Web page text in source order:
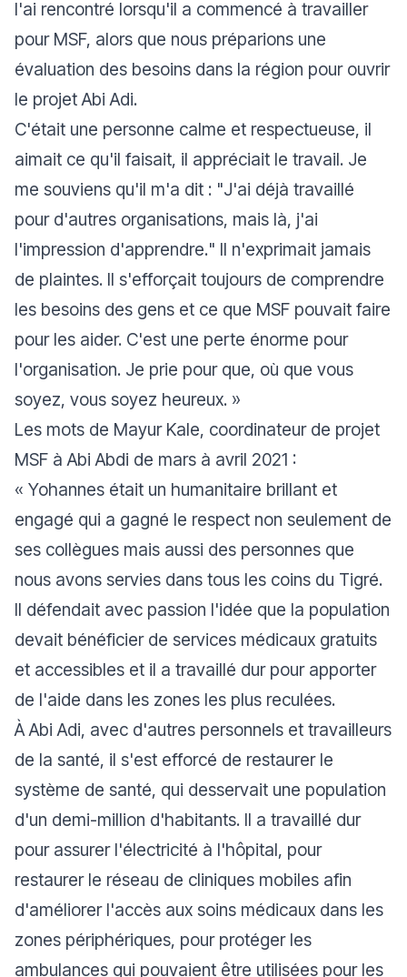
l'ai rencontré lorsqu'il a commencé à travailler
pour MSF, alors que nous préparions une
évaluation des besoins dans la région pour ouvrir
le projet Abi Adi.
C'était une personne calme et respectueuse, il
aimait ce qu'il faisait, il appréciait le travail. Je
me souviens qu'il m'a dit : "J'ai déjà travaillé
pour d'autres organisations, mais là, j'ai
l'impression d'apprendre." Il n'exprimait jamais
de plaintes. Il s'efforçait toujours de comprendre
les besoins des gens et ce que MSF pouvait faire
pour les aider. C'est une perte énorme pour
l'organisation. Je prie pour que, où que vous
soyez, vous soyez heureux. »
Les mots de Mayur Kale, coordinateur de projet
MSF à Abi Abdi de mars à avril 2021 :
« Yohannes était un humanitaire brillant et
engagé qui a gagné le respect non seulement de
ses collègues mais aussi des personnes que
nous avons servies dans tous les coins du Tigré.
Il défendait avec passion l'idée que la population
devait bénéficier de services médicaux gratuits
et accessibles et il a travaillé dur pour apporter
de l'aide dans les zones les plus reculées.
À Abi Adi, avec d'autres personnels et travailleurs
de la santé, il s'est efforcé de restaurer le
système de santé, qui desservait une population
d'un demi-million d'habitants. Il a travaillé dur
pour assurer l'électricité à l'hôpital, pour
restaurer le réseau de cliniques mobiles afin
d'améliorer l'accès aux soins médicaux dans les
zones périphériques, pour protéger les
ambulances qui pouvaient être utilisées pour les